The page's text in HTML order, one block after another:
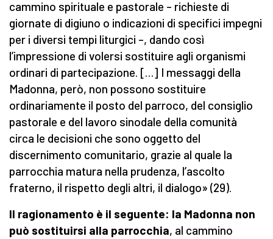
cammino spirituale e pastorale – richieste di
giornate di digiuno o indicazioni di specifici impegni
per i diversi tempi liturgici –, dando così
l’impressione di volersi sostituire agli organismi
ordinari di partecipazione. […] I messaggi della
Madonna, però, non possono sostituire
ordinariamente il posto del parroco, del consiglio
pastorale e del lavoro sinodale della comunità
circa le decisioni che sono oggetto del
discernimento comunitario, grazie al quale la
parrocchia matura nella prudenza, l’ascolto
fraterno, il rispetto degli altri, il dialogo» (29).
Il ragionamento è il seguente: la Madonna non
può sostituirsi alla parrocchia, al cammino